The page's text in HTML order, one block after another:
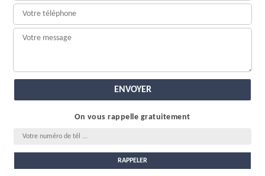
On vous rappelle gratuitement